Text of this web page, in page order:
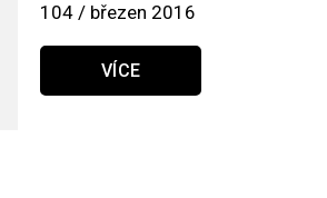
104 / březen 2016
VÍCE